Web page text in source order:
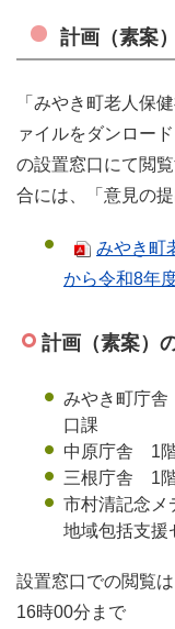
計画（素案
「みやき町老人保
ァイルをダンロー
の設置窓口にて閲
合には、「意見の
みやき町
から令和8年
計画（素案）
みやき町庁
口課
中原庁舎 1
三根庁舎 1
市村清記念
地域包括支援
設置窓口での閲覧
16時00分まで